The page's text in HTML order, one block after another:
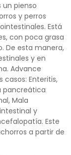
un pienso
y perros
Está
con poca grasa
De esta manera,
y en
Advance
casos: Enteritis,
pancreática
Mala
y
Este
a partir de